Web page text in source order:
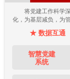
将党建工作科学
化，为基层减负，为
★ 数据互通
智慧党建
系统